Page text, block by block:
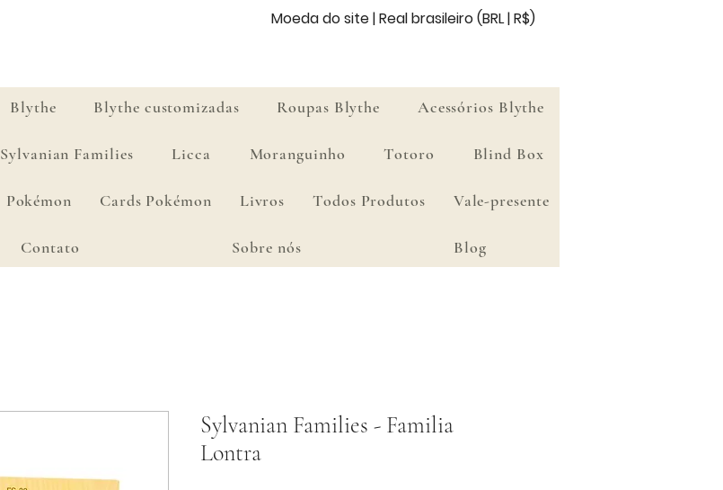
Moeda do site | Real brasileiro (BRL | R$)
Blythe Blythe customizadas Roupas Blythe Acessórios Blythe
Sylvanian Families Licca Moranguinho Totoro Blind Box
Pokémon Cards Pokémon Livros Todos Produtos Vale-presente
Contato Sobre nós Blog
Sylvanian Families - Familia
Lontra